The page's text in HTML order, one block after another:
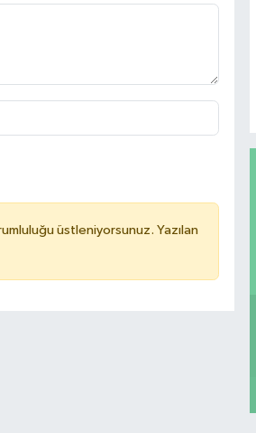
üstleniyorsunuz. Yazılan